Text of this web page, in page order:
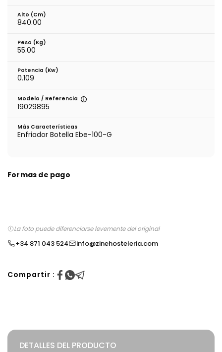
Alto (cm)
840.00
Peso (kg)
55.00
Potencia (Kw)
0.109
Modelo / Referencia
19029895
Más Características
Enfriador Botella Ebe-100-G
Formas de pago
La foto puede diferenciarse levemente del original
+34 871 043 524 info@zinehosteleria.com
Compartir :
DETALLES DEL PRODUCTO